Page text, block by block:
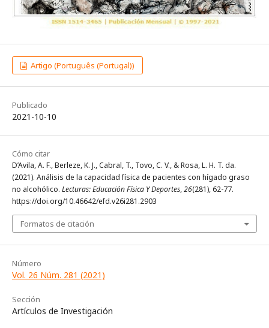
Artigo (Português (Portugal))
Publicado
2021-10-10
Cómo citar
D’Avila, A. F., Berleze, K. J., Cabral, T., Tovo, C. V., & Rosa, L. H. T. da.
(2021). Análisis de la capacidad física de pacientes con hígado graso
no alcohólico. Lecturas: Educación Física Y Deportes,26(281), 62-77.
https://doi.org/10.46642/efd.v26i281.2903
Formatos de citación
Número
Vol. 26 Núm. 281 (2021)
Sección
Artículos de Investigación